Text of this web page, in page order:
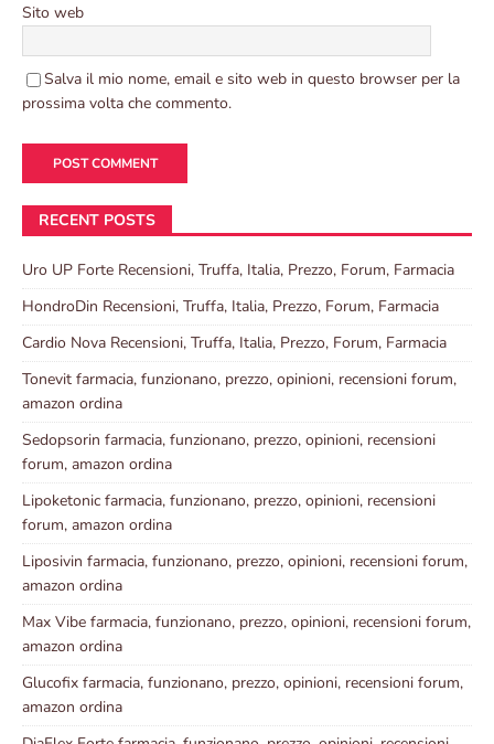
Sito web
Salva il mio nome, email e sito web in questo browser per la
prossima volta che commento.
RECENT POSTS
Uro UP Forte Recensioni, Truffa, Italia, Prezzo, Forum, Farmacia
HondroDin Recensioni, Truffa, Italia, Prezzo, Forum, Farmacia
Cardio Nova Recensioni, Truffa, Italia, Prezzo, Forum, Farmacia
Tonevit farmacia, funzionano, prezzo, opinioni, recensioni forum,
amazon ordina
Sedopsorin farmacia, funzionano, prezzo, opinioni, recensioni
forum, amazon ordina
Lipoketonic farmacia, funzionano, prezzo, opinioni, recensioni
forum, amazon ordina
Liposivin farmacia, funzionano, prezzo, opinioni, recensioni forum,
amazon ordina
Max Vibe farmacia, funzionano, prezzo, opinioni, recensioni forum,
amazon ordina
Glucofix farmacia, funzionano, prezzo, opinioni, recensioni forum,
amazon ordina